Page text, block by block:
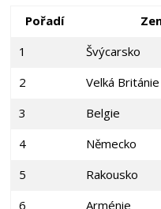
Pořadí
1
Švýcarsko
2
Velká Británie
3
Belgie
4
Německo
5
Rakousko
6
Arménie